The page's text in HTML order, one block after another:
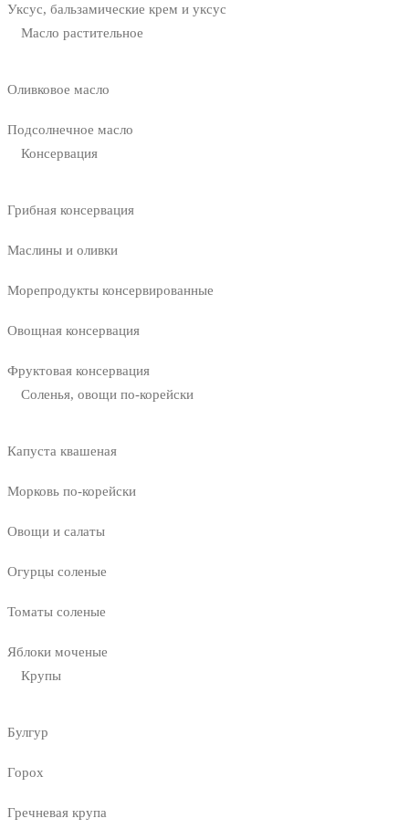
Уксус, бальзамические крем и уксус
Масло растительное
Оливковое масло
Подсолнечное масло
Консервация
Грибная консервация
Маслины и оливки
Морепродукты консервированные
Овощная консервация
Фруктовая консервация
Соленья, овощи по-корейски
Капуста квашеная
Морковь по-корейски
Овощи и салаты
Огурцы соленые
Томаты соленые
Яблоки моченые
Крупы
Булгур
Горох
Гречневая крупа